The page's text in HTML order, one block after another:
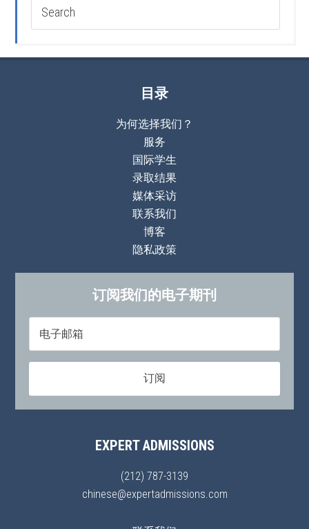
目录
为何选择我们？
服务
国际学生
录取结果
媒体采访
联系我们
博客
隐私政策
订阅我们的电子期刊
EXPERT ADMISSIONS
(212) 787-3139
chinese@expertadmissions.com